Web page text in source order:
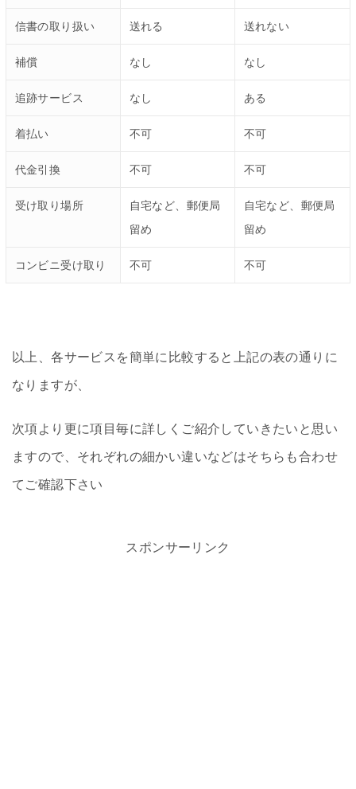
信書の取り扱い 送れる 送れない
補償 なし なし
追跡サービス なし ある
着払い 不可 不可
代金引換 不可 不可
受け取り場所
自宅など、郵便局
留め
自宅など、郵便局
留め
コンビニ受け取り 不可 不可
以上、各サービスを簡単に比較すると上記の表の通りに
なりますが、
次項より更に項目毎に詳しくご紹介していきたいと思い
ますので、それぞれの細かい違いなどはそちらも合わせ
てご確認下さい
スポンサーリンク